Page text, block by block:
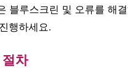
블루스크린 및 오류를 해
행하세요.
차